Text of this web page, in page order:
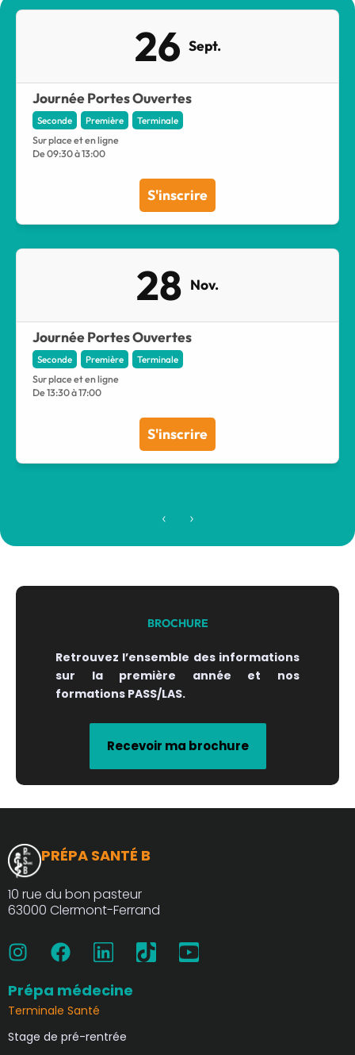
26 Sept.
Journée Portes Ouvertes
Seconde Première
Terminale
Sur place et en ligne
De 09:30 à 13:00
S'inscrire
28 Nov.
Journée Portes Ouvertes
Seconde Première
Terminale
Sur place et en ligne
De 13:30 à 17:00
S'inscrire
‹ ›
BROCHURE
Retrouvez l’ensemble des informations
sur la première année et nos
formations PASS/LAS.
Recevoir ma brochure
PRÉPA SANTÉ B
10 rue du bon pasteur
63000 Clermont-Ferrand
n
t
a
g
a
e
b
o
o
i
k
d
i
o
Prépa médecine
Terminale Santé
Stage de pré-rentrée